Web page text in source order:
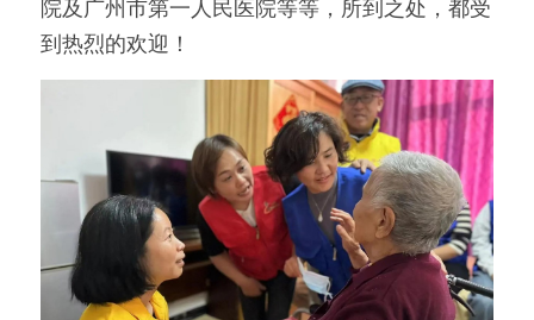
院及广州市第一人民医院等等，所到之处，都受
到热烈的欢迎！